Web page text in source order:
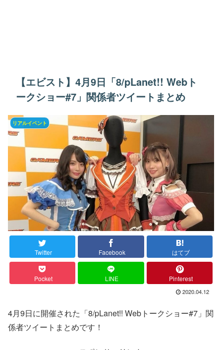
【エビスト】4月9日「8/pLanet!! Webト
ークショー#7」関係者ツイートまとめ
リアルイベント
Twitter Facebook はてブ
Pocket LINE Pinterest
2020.04.12
4月9日に開催された「8/pLanet!! Webトークショー#7」関
係者ツイートまとめです！